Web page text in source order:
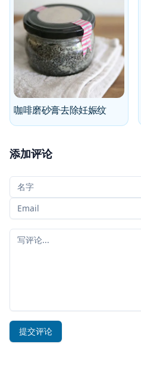
咖啡磨砂膏去除妊娠纹
添加评论
您的名字
您的电子邮件
您的评论
提交评论